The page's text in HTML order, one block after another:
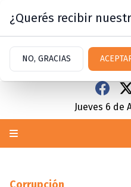
Jueves 6 de
¿Querés recibir
NO, GRACIAS